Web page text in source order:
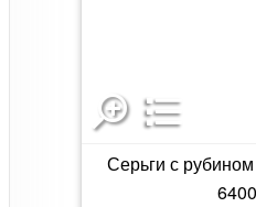
Серьги с